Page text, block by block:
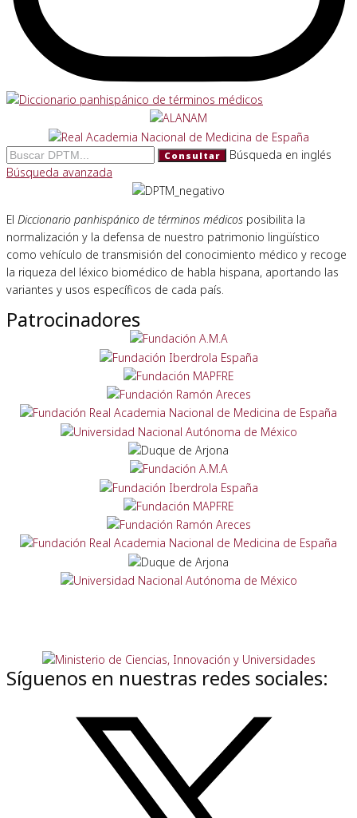
Consultar
Búsqueda en inglés
Búsqueda avanzada
El Diccionario panhispánico de términos médicos posibilita la
normalización y la defensa de nuestro patrimonio lingüístico
como vehículo de transmisión del conocimiento médico y recoge
la riqueza del léxico biomédico de habla hispana, aportando las
variantes y usos específicos de cada país.
Patrocinadores
Síguenos en nuestras redes sociales: